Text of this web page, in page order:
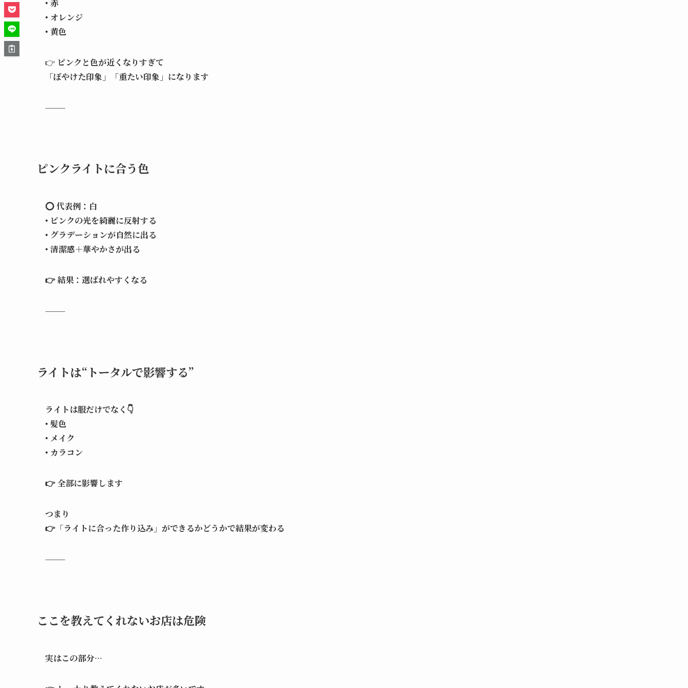
• 赤
• オレンジ
• 黄色
👉 ピンクと色が近くなりすぎて
「ぼやけた印象」「重たい印象」になります
⸻
ピンクライトに合う色
⭕ 代表例：白
• ピンクの光を綺麗に反射する
• グラデーションが自然に出る
• 清潔感＋華やかさが出る
👉 結果：選ばれやすくなる
⸻
ライトは“トータルで影響する”
ライトは服だけでなく👇
• 髪色
• メイク
• カラコン
👉 全部に影響します
つまり
👉「ライトに合った作り込み」ができるかどうかで結果が変わる
⸻
ここを教えてくれないお店は危険
実はこの部分…